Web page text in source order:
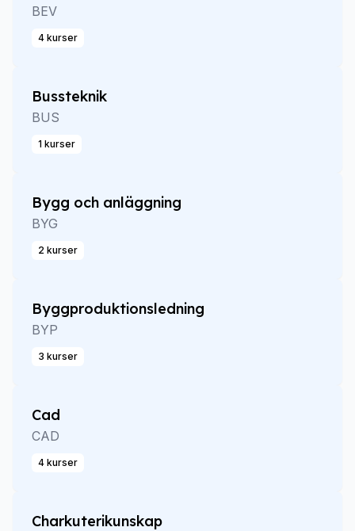
BEV
4 kurser
Bussteknik
BUS
1 kurser
Bygg och anläggning
BYG
2 kurser
Byggproduktionsledning
BYP
3 kurser
Cad
CAD
4 kurser
Charkuterikunskap